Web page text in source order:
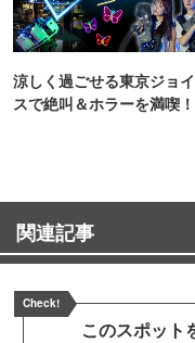
涼しく過ごせる東京ジョ
スで絶叫＆ホラーを満喫！
関連記事
Check!
このスポット